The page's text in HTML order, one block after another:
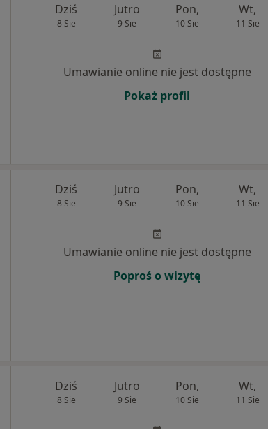
Dziś
8 Sie
Jutro
9 Sie
Pon,
10 Sie
Wt,
11 Sie
Umawianie online nie jest dostępne
Pokaż profil
Dziś
8 Sie
Jutro
9 Sie
Pon,
10 Sie
Wt,
11 Sie
Umawianie online nie jest dostępne
Poproś o wizytę
Dziś
8 Sie
Jutro
9 Sie
Pon,
10 Sie
Wt,
11 Sie